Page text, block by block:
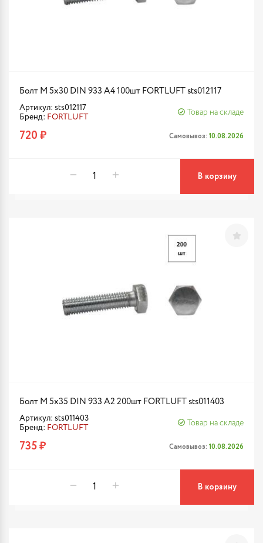
Болт М 5х30 DIN 933 A4 100шт FORTLUFT sts012117
Артикул: sts012117
Бренд: FORTLUFT
Товар на складе
720 ₽ Самовывоз: 10.08.2026
В корзину
Болт М 5х35 DIN 933 A2 200шт FORTLUFT sts011403
Артикул: sts011403
Бренд: FORTLUFT
Товар на складе
735 ₽ Самовывоз: 10.08.2026
В корзину